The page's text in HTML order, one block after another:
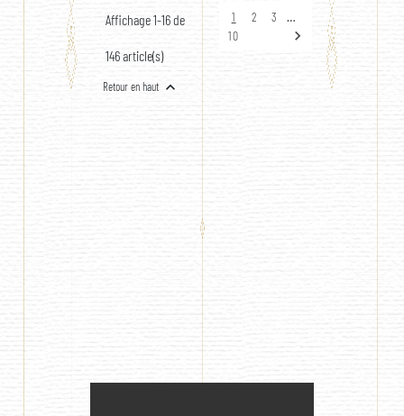
Affichage 1-16 de
146 article(s)
1 2 3
10 
Retour en haut 